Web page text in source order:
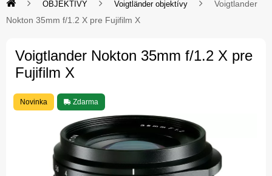
OBJEKTÍVY Voigtländer objektívy
Voigtlander
Nokton 35mm f/1.2 X pre Fujifilm X
Voigtlander Nokton 35mm f/1.2 X pre
Fujifilm X
Novinka Zdarma